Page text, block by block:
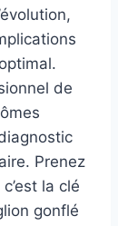
de
Prenez
la clé
gonflé